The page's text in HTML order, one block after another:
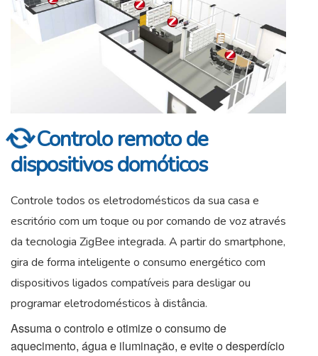
Controlo remoto de
dispositivos domóticos
Controle todos os eletrodomésticos da sua casa e
escritório com um toque ou por comando de voz através
da tecnologia ZigBee integrada. A partir do smartphone,
gira de forma inteligente o consumo energético com
dispositivos ligados compatíveis para desligar ou
programar eletrodomésticos à distância.
Assuma o controlo e otimize o consumo de
aquecimento, água e iluminação, e evite o desperdício